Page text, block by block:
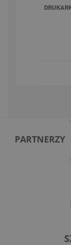
PARTNERZY